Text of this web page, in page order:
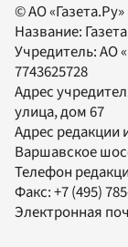
© АО
Название:
Учредитель:АО
7743625728
Адрес
улица, дом 67
Адрес редакции
Варшавское
Телефон
Факс:+7 (495)
Электронная